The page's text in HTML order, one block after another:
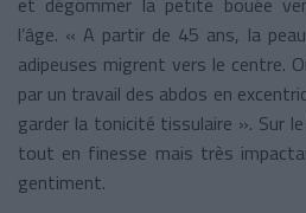
l’âge. « A partir de 45 ans, la
adipeuses migrent vers le centre.
par un travail des abdos en
garder la tonicité tissulaire ». Sur
tout en finesse mais très
gentiment.